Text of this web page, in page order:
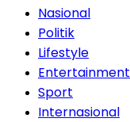
Nasional
Politik
Lifestyle
Entertainment
Sport
Internasional